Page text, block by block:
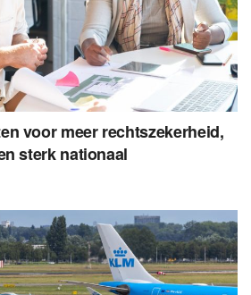
voor meer rechtszekerheid,
sterk nationaal